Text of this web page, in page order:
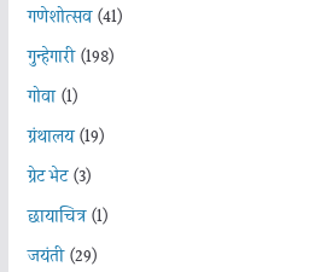
गणेशोत्सव(41)
गुन्हेगारी(198)
गोवा(1)
ग्रंथालय(19)
ग्रेट भेट(3)
छायाचित्र(1)
जयंती(29)